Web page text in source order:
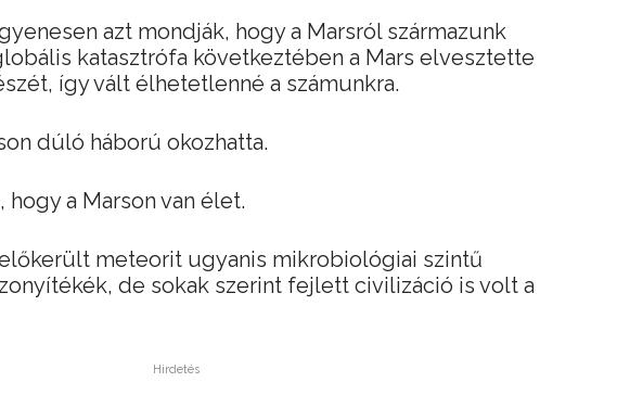
azt mondják, hogy a Marsról származunk
katasztrófa következtében a Mars elvesztette
így vált élhetetlenné a számunkra.
dúló háború okozhatta.
a Marson van élet.
meteorit ugyanis mikrobiológiai szintű
de sokak szerint fejlett civilizáció is volt a
Hirdetés